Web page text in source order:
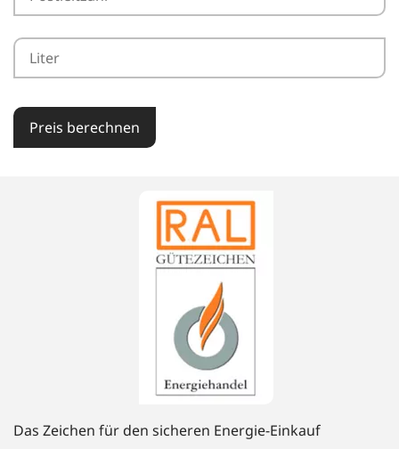
Preis berechnen
Das Zeichen für den sicheren Energie-Einkauf